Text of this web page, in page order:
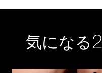
気になる2